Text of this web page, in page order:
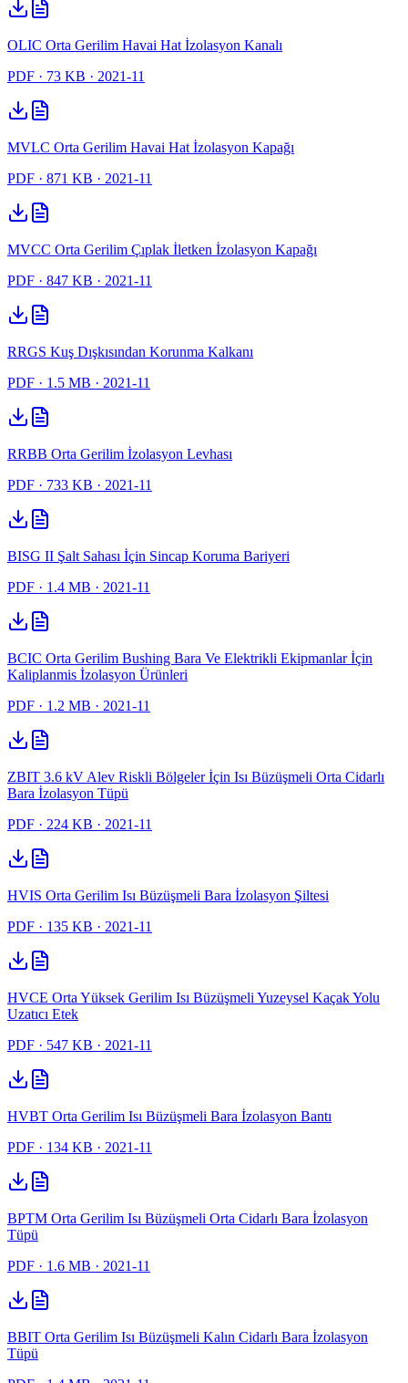
OLIC Orta Gerilim Havai Hat İzolasyon Kanalı
PDF · 73 KB · 2021-11
MVLC Orta Gerilim Havai Hat İzolasyon Kapağı
PDF · 871 KB · 2021-11
MVCC Orta Gerilim Çıplak İletken İzolasyon Kapağı
PDF · 847 KB · 2021-11
RRGS Kuş Dışkısından Korunma Kalkanı
PDF · 1.5 MB · 2021-11
RRBB Orta Gerilim İzolasyon Levhası
PDF · 733 KB · 2021-11
BISG II Şalt Sahası İçin Sincap Koruma Bariyeri
PDF · 1.4 MB · 2021-11
BCIC Orta Gerilim Bushing Bara Ve Elektrikli Ekipmanlar İçin
Kaliplanmis İzolasyon Ürünleri
PDF · 1.2 MB · 2021-11
ZBIT 3.6 kV Alev Riskli Bölgeler İçin Isı Büzüşmeli Orta Cidarlı
Bara İzolasyon Tüpü
PDF · 224 KB · 2021-11
HVIS Orta Gerilim Isı Büzüşmeli Bara İzolasyon Şiltesi
PDF · 135 KB · 2021-11
HVCE Orta Yüksek Gerilim Isı Büzüşmeli Yuzeysel Kaçak Yolu
Uzatıcı Etek
PDF · 547 KB · 2021-11
HVBT Orta Gerilim Isı Büzüşmeli Bara İzolasyon Bantı
PDF · 134 KB · 2021-11
BPTM Orta Gerilim Isı Büzüşmeli Orta Cidarlı Bara İzolasyon
Tüpü
PDF · 1.6 MB · 2021-11
BBIT Orta Gerilim Isı Büzüşmeli Kalın Cidarlı Bara İzolasyon
Tüpü